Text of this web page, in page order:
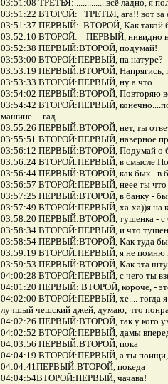
03:51:08 ТРЕТЬЯ:...............всё ладно, я
03:51:22 ВТОРОЙ: ТРЕТЬЯ, ага!! вот за
03:51:37 ПЕРВЫЙ: ВТОРОЙ, Как такой
03:52:10 ВТОРОЙ: ПЕРВЫЙ, нивидно
03:52:38 ПЕРВЫЙ:ВТОРОЙ, подумай!
03:53:00 ВТОРОЙ:ПЕРВЫЙ, па натуре? -
03:53:19 ПЕРВЫЙ:ВТОРОЙ, Напрягись,
03:53:33 ВТОРОЙ:ПЕРВЫЙ, ну а что
03:54:02 ПЕРВЫЙ:ВТОРОЙ, Повторяю
03:54:42 ВТОРОЙ:ПЕРВЫЙ,
машине.....гад
03:55:26 ПЕРВЫЙ:ВТОРОЙ, нет, ты
03:55:51 ВТОРОЙ:ПЕРВЫЙ, наверное
03:56:12 ПЕРВЫЙ:ВТОРОЙ, Подумай о
03:56:24 ВТОРОЙ:ПЕРВЫЙ, в смысле
03:56:44 ПЕРВЫЙ:ВТОРОЙ, как бык - в
03:56:57 ВТОРОЙ:ПЕРВЫЙ, неее ты что
03:57:25 ПЕРВЫЙ:ВТОРОЙ, в банку -
03:57:49 ВТОРОЙ:ПЕРВЫЙ, ха-ха))я на
03:58:20 ПЕРВЫЙ:ВТОРОЙ, тушенка - с
03:58:34 ВТОРОЙ:ПЕРВЫЙ, и что
03:58:54 ПЕРВЫЙ:ВТОРОЙ, Как туда
03:59:19 ВТОРОЙ:ПЕРВЫЙ, я не помню
03:59:53 ПЕРВЫЙ:ВТОРОЙ, Как эта
04:00:28 ВТОРОЙ:ПЕРВЫЙ, с чего ты
04:01:20 ПЕРВЫЙ: ВТОРОЙ, короче, -
04:02:00 ВТОРОЙ:ПЕРВЫЙ, хе.... тогда я
лучшый чешский джей, думаю, что
04:02:26 ПЕРВЫЙ:ВТОРОЙ, так у кого
04:02:52 ВТОРОЙ:ПЕРВЫЙ, дамы
04:03:56 ПЕРВЫЙ:ВТОРОЙ, пока
04:04:19 ВТОРОЙ:ПЕРВЫЙ, а ты поищи,
04:04:41ПЕРВЫЙ:ВТОРОЙ, покеда
04:04:54ВТОРОЙ:ПЕРВЫЙ, чачава!